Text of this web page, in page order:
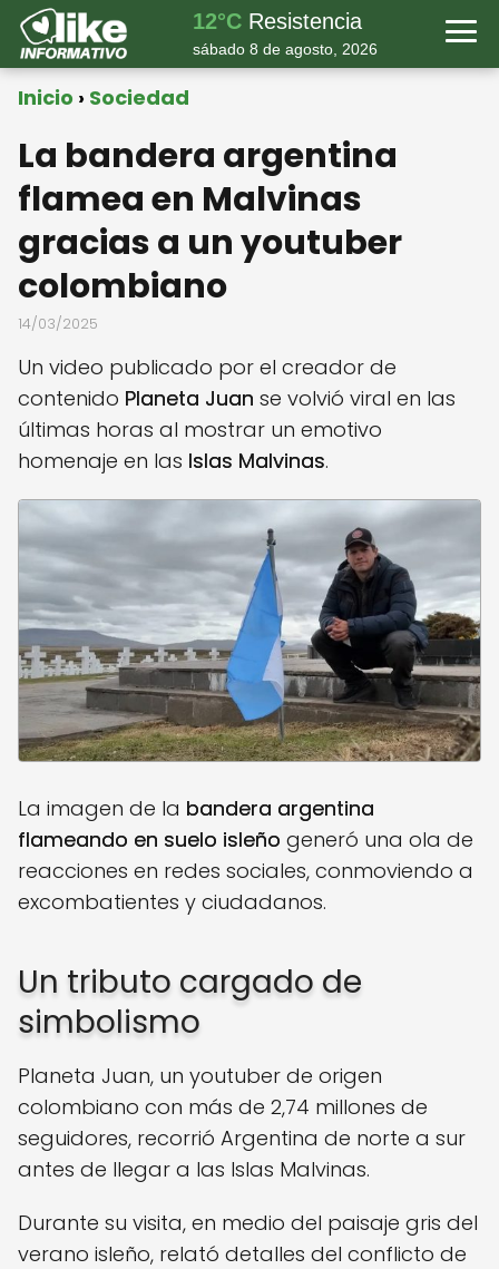
12°C Resistencia
sábado 8 de agosto, 2026
Inicio Sociedad
La bandera argentina
flamea en Malvinas
gracias a un youtuber
colombiano
14/03/2025
Un video publicado por el creador de
contenido Planeta Juan se volvió viral en las
últimas horas al mostrar un emotivo
homenaje en las Islas Malvinas.
La imagen de la bandera argentina
flameando en suelo isleño generó una ola de
reacciones en redes sociales, conmoviendo a
excombatientes y ciudadanos.
Un tributo cargado de
simbolismo
Planeta Juan, un youtuber de origen
colombiano con más de 2,74 millones de
seguidores, recorrió Argentina de norte a sur
antes de llegar a las Islas Malvinas.
Durante su visita, en medio del paisaje gris del
verano isleño, relató detalles del conflicto de